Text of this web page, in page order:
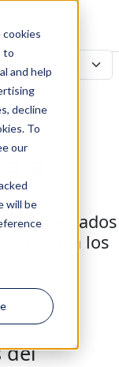
to
and help
decline
To
our
will be
la
adecuados
frente a los
del